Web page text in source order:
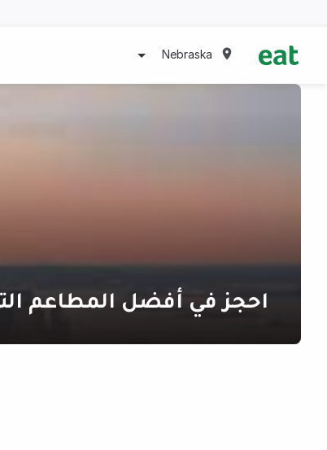
Nebraska
احجز في أفضل المطاعم